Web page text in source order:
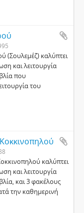
(Σουλεμέζ) καλύπτει
και λειτουργία
που
του
καλύπτει
και λειτουργία
και 3 φακέλους
την καθημερινή